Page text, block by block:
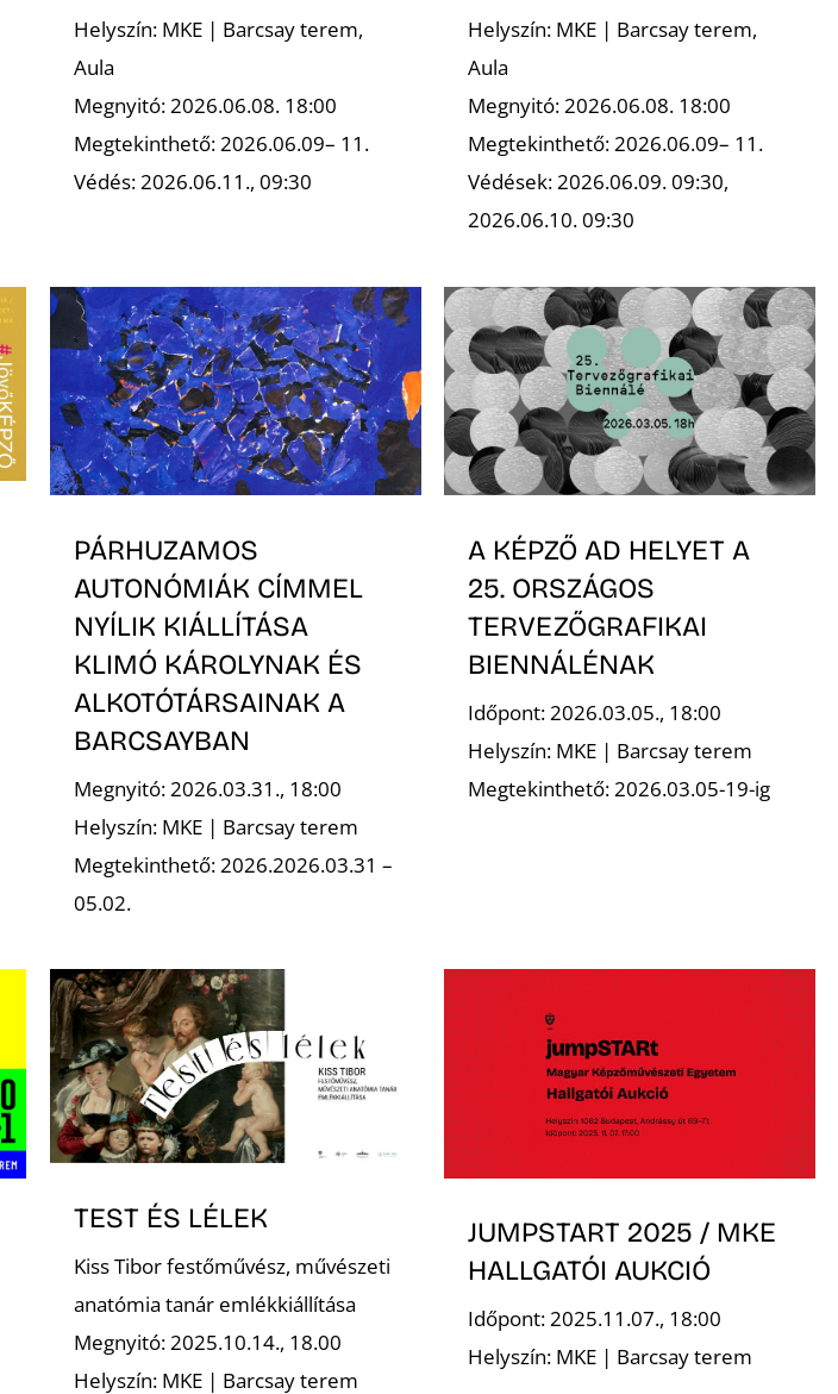
Helyszín: MKE | Barcsay terem,
Aula
Megnyitó: 2026.06.08. 18:00
Megtekinthető: 2026.06.09– 11.
Védés: 2026.06.11., 09:30
Helyszín: MKE | Barcsay terem,
Aula
Megnyitó: 2026.06.08. 18:00
Megtekinthető: 2026.06.09– 11.
Védések: 2026.06.09. 09:30,
2026.06.10. 09:30
PÁRHUZAMOS
AUTONÓMIÁK CÍMMEL
NYÍLIK KIÁLLÍTÁSA
KLIMÓ KÁROLYNAK ÉS
ALKOTÓTÁRSAINAK A
BARCSAYBAN
Megnyitó: 2026.03.31., 18:00
Helyszín: MKE | Barcsay terem
Megtekinthető: 2026.2026.03.31 –
05.02.
A KÉPZŐ AD HELYET A
25. ORSZÁGOS
TERVEZŐGRAFIKAI
BIENNÁLÉNAK
Időpont: 2026.03.05., 18:00
Helyszín: MKE | Barcsay terem
Megtekinthető: 2026.03.05-19-ig
TEST ÉS LÉLEK
Kiss Tibor festőművész, művészeti
anatómia tanár emlékkiállítása
Megnyitó: 2025.10.14., 18.00
Helyszín: MKE | Barcsay terem
JUMPSTART 2025 / MKE
HALLGATÓI AUKCIÓ
Időpont: 2025.11.07., 18:00
Helyszín: MKE | Barcsay terem